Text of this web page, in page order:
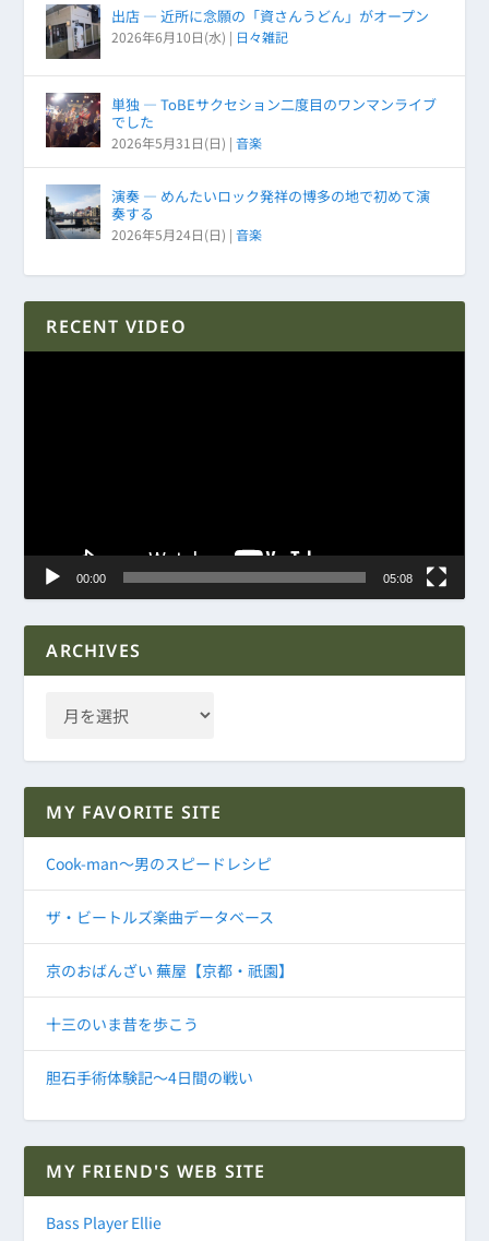
出店 ― 近所に念願の「資さんうどん」がオープン
2026年6月10日(水) | 日々雑記
単独 ― ToBEサクセション二度目のワンマンライブ
でした
2026年5月31日(日) |音楽
演奏 ― めんたいロック発祥の博多の地で初めて演
奏する
2026年5月24日(日) |音楽
RECENT VIDEO
00:00 05:08
ARCHIVES
MY FAVORITE SITE
Cook-man～男のスピードレシピ
ザ・ビートルズ楽曲データベース
京のおばんざい 蕪屋【京都・祇園】
十三のいま昔を歩こう
胆石手術体験記～4日間の戦い
MY FRIEND'S WEB SITE
Bass Player Ellie